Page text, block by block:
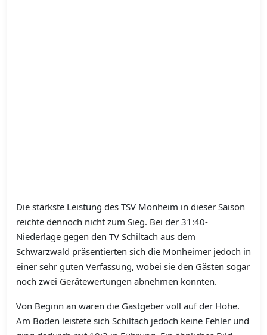
Die stärkste Leistung des TSV Monheim in dieser Saison
reichte dennoch nicht zum Sieg. Bei der 31:40-
Niederlage gegen den TV Schiltach aus dem
Schwarzwald präsentierten sich die Monheimer jedoch in
einer sehr guten Verfassung, wobei sie den Gästen sogar
noch zwei Gerätewertungen abnehmen konnten.
Von Beginn an waren die Gastgeber voll auf der Höhe.
Am Boden leistete sich Schiltach jedoch keine Fehler und